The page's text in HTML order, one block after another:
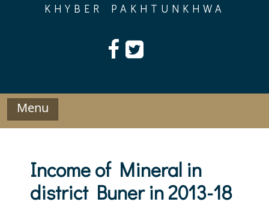
KHYBER PAKHTUNKHWA
Menu
Income of Mineral in
district Buner in 2013-18